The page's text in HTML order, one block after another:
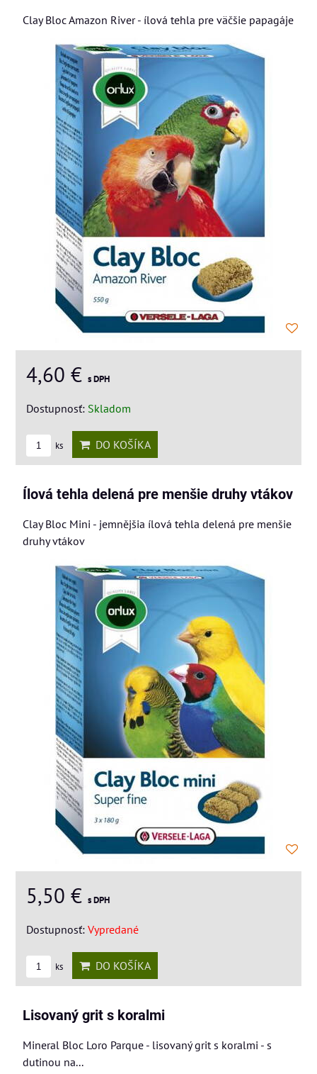
Clay Bloc Amazon River - ílová tehla pre väčšie papagáje
4,60 € s DPH
Dostupnosť: Skladom
ks DO KOŠÍKA
Ílová tehla delená pre menšie druhy vtákov
Clay Bloc Mini - jemnějšia ílová tehla delená pre menšie
druhy vtákov
5,50 € s DPH
Dostupnosť: Vypredané
ks DO KOŠÍKA
Lisovaný grit s koralmi
Mineral Bloc Loro Parque - lisovaný grit s koralmi - s
dutinou na...